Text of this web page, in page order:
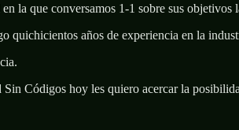
la que conversamos 1-1 sobre sus objetivos
quichicientos años de experiencia en la
Sin Códigos hoy les quiero acercar la